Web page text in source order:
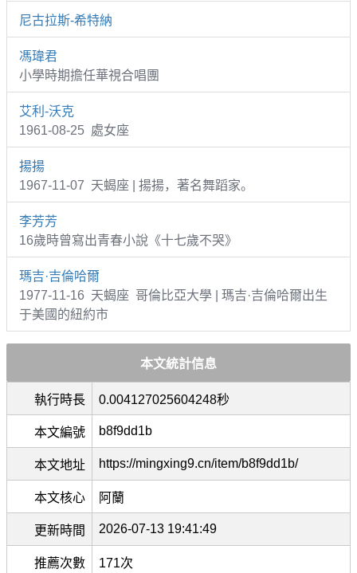
尼古拉斯-希特納
馮瑋君
小學時期擔任華視合唱團
艾利-沃克
1961-08-25 處女座
揚揚
1967-11-07 天蝎座 | 揚揚，著名舞蹈家。
李芳芳
16歲時曾寫出青春小說《十七歲不哭》
瑪吉·吉倫哈爾
1977-11-16 天蝎座 哥倫比亞大學 | 瑪吉·吉倫哈爾出生
于美國的紐約市
本文統計信息
執行時長 0.004127025604248秒
本文編號 b8f9dd1b
本文地址 https://mingxing9.cn/item/b8f9dd1b/
本文核心 阿蘭
更新時間 2026-07-13 19:41:49
推薦次數 171次